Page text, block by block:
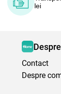
lei
Contact
Despre